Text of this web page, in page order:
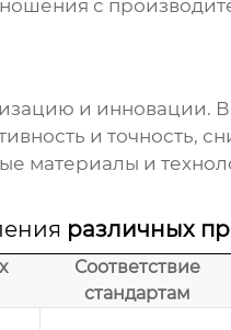
с
и инновации.
и точность,
материалы и
различных
Соответствие
стандартам